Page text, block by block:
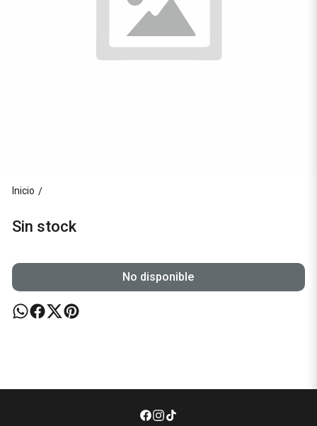
Inicio /
Sin stock
No disponible